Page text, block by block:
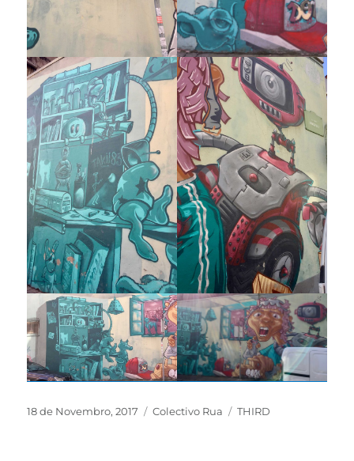
18 de Novembro, 2017 Colectivo Rua THIRD